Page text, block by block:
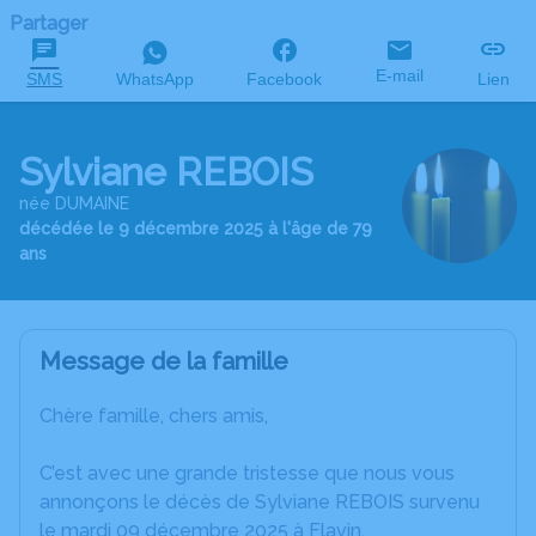
Partager
SMS WhatsApp Facebook E-mail Lien
Sylviane REBOIS
née DUMAINE
décédée le 9 décembre 2025 à l'âge de 79
ans
Message de la famille
Chère famille, chers amis,
C’est avec une grande tristesse que nous vous
annonçons le décès de Sylviane REBOIS survenu
le mardi 09 décembre 2025 à Flavin.